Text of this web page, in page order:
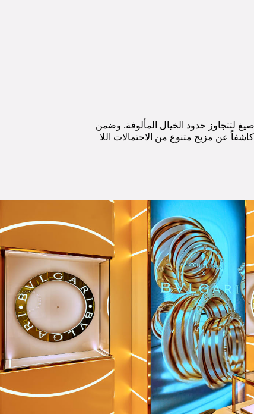
لتتجاوز حدود الخيال المألوفة. وضمن
على أوتار الرؤى الجمالية الحالمة لمجموعة «بي.زيرو1» من بولغري، كاشفاً عن مزيج متنوع من الاحتمالات اللا